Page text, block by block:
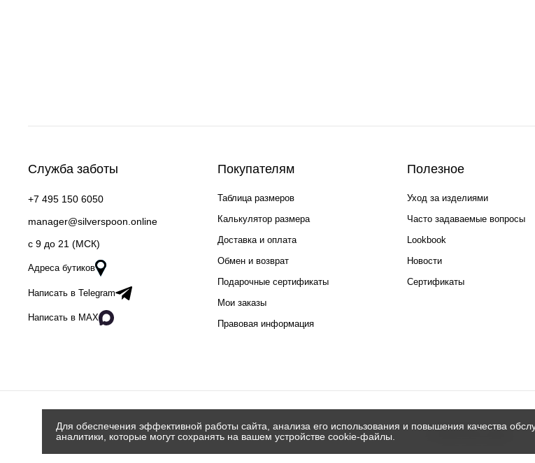
Служба заботы
+7 495 150 6050
manager@silverspoon.online
c 9 до 21 (МСК)
Адреса бутиков
Написать в Telegram
Написать в MAX
Покупателям
Таблица размеров
Калькулятор размера
Доставка и оплата
Обмен и возврат
Подарочные сертификаты
Мои заказы
Правовая информация
Полезное
Уход за изделиями
Часто задаваемые вопросы
Lookbook
Новости
Сертификаты
Для обеспечения эффективной работы сайта, анализа его использования и повышения качества
аналитики, которые могут сохранять на вашем устройстве cookie-файлы.